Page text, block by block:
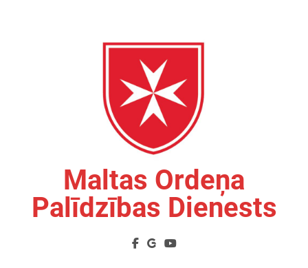
Maltas Ordeņa
Palīdzības Dienests